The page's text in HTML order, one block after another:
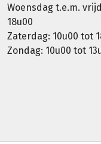
Woensdag t.e.m.
18u00
Zaterdag: 10u00 tot
Zondag: 10u00 tot